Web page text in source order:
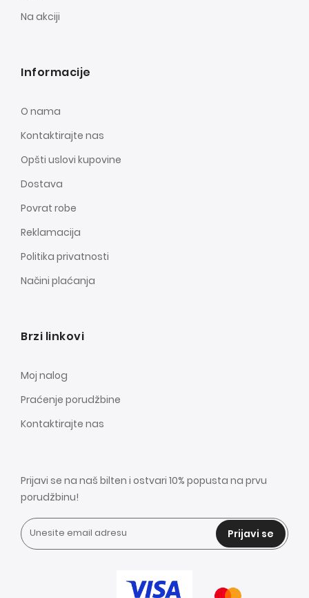
Na akciji
Informacije
O nama
Kontaktirajte nas
Opšti uslovi kupovine
Dostava
Povrat robe
Reklamacija
Politika privatnosti
Načini plaćanja
Brzi linkovi
Moj nalog
Praćenje porudžbine
Kontaktirajte nas
Prijavi se na naš bilten i ostvari 10% popusta na prvu
porudžbinu!
Prijavi se